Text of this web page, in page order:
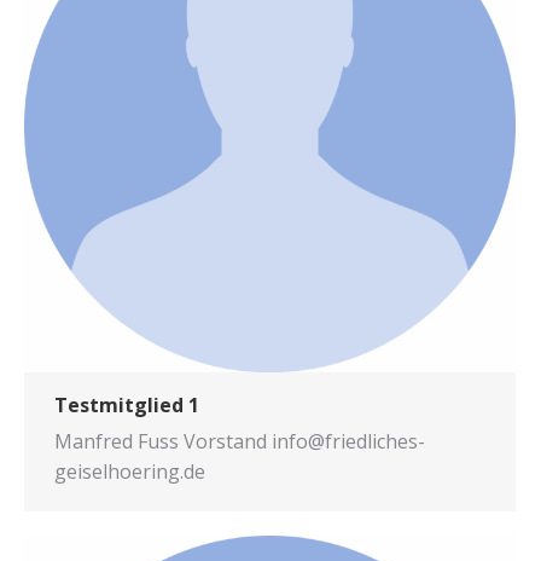
Testmitglied 1
Man­fred Fuss Vor­stand info@friedliches-
geiselhoering.de